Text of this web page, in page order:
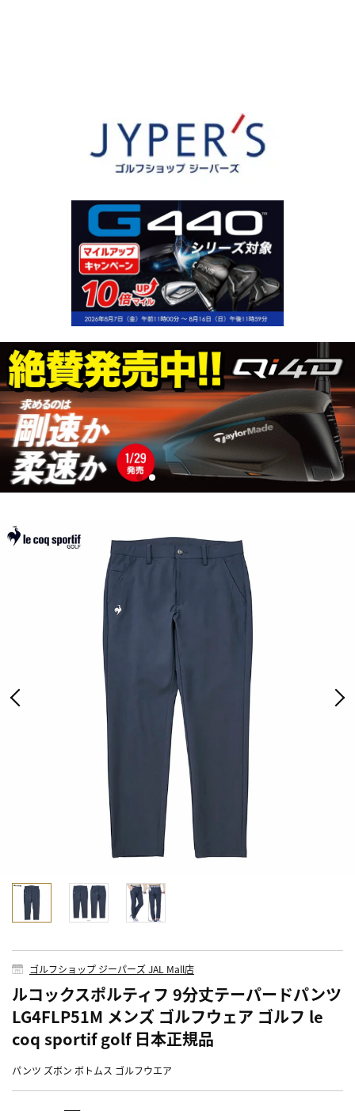
ゴルフショップ ジーパーズ JAL Mall店
ルコックスポルティフ 9分丈テーパードパンツ
LG4FLP51M メンズ ゴルフウェア ゴルフ le
coq sportif golf 日本正規品
パンツ ズボン ボトムス ゴルフウエア